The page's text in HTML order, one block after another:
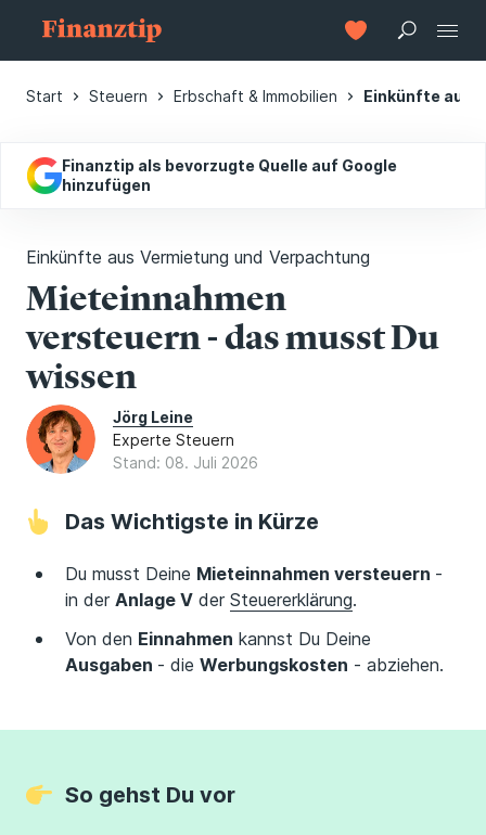
Start Steuern Erbschaft & Immobilien Einkünfte aus
Finanztip als bevorzugte Quelle auf Google
hinzufügen
Einkünfte aus Vermietung und Verpachtung
Mieteinnahmen
versteuern - das musst Du
wissen
Jörg Leine
Experte Steuern
Stand: 08. Juli 2026
Das Wichtigste in Kürze
Du musst Deine Mieteinnahmen versteuern -
in der Anlage V der Steuererklärung.
Von den Einnahmen kannst Du Deine
Ausgaben - die Werbungskosten - abziehen.
So gehst Du vor